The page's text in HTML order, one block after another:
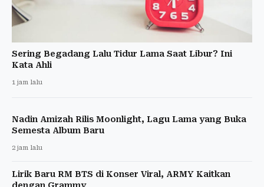
Sering Begadang Lalu Tidur Lama Saat Libur? Ini
Kata Ahli
1 jam lalu
Nadin Amizah Rilis Moonlight, Lagu Lama yang Buka
Semesta Album Baru
2 jam lalu
Lirik Baru RM BTS di Konser Viral, ARMY Kaitkan
dengan Grammy